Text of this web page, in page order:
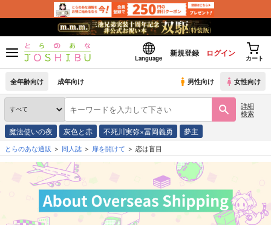
Language
新規登録 ログイン
カート
全年齢向け 成年向け 男性向け 女性向け
詳細
検索
魔法使いの夜 灰色と赤 不死川実弥×冨岡義勇 夢主
とらのあな通販 同人誌 扉を開けて 恋は盲目